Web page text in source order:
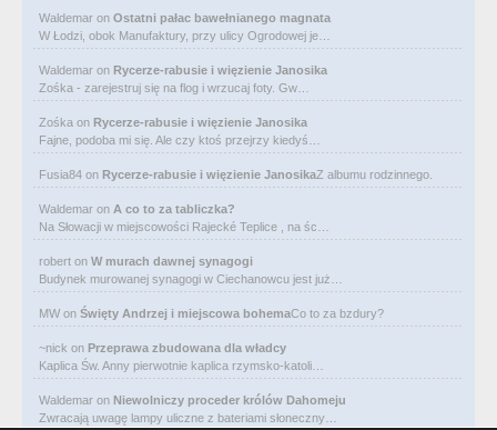
Waldemar on Ostatni pałac bawełnianego magnata
W Łodzi, obok Manufaktury, przy ulicy Ogrodowej je…
Waldemar on Rycerze-rabusie i więzienie Janosika
Zośka - zarejestruj się na flog i wrzucaj foty. Gw…
Zośka on Rycerze-rabusie i więzienie Janosika
Fajne, podoba mi się. Ale czy ktoś przejrzy kiedyś…
Fusia84 on Rycerze-rabusie i więzienie JanosikaZ albumu rodzinnego.
Waldemar on A co to za tabliczka?
Na Słowacji w miejscowości Rajecké Teplice , na śc…
robert on W murach dawnej synagogi
Budynek murowanej synagogi w Ciechanowcu jest już…
MW on Święty Andrzej i miejscowa bohemaCo to za bzdury?
~nick on Przeprawa zbudowana dla władcy
Kaplica Św. Anny pierwotnie kaplica rzymsko-katoli…
Waldemar on Niewolniczy proceder królów Dahomeju
Zwracają uwagę lampy uliczne z bateriami słoneczny…